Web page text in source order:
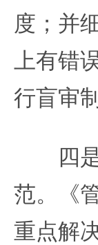
度；并
上有错
行盲审
四是
范。《
重点解